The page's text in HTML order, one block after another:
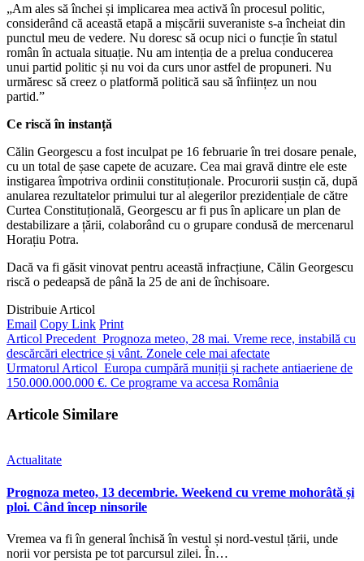
„Am ales să închei și implicarea mea activă în procesul politic,
considerând că această etapă a mișcării suveraniste s-a încheiat din
punctul meu de vedere. Nu doresc să ocup nici o funcție în statul
român în actuala situație. Nu am intenția de a prelua conducerea
unui partid politic și nu voi da curs unor astfel de propuneri. Nu
urmăresc să creez o platformă politică sau să înființez un nou
partid.”
Ce riscă în instanță
Călin Georgescu a fost inculpat pe 16 februarie în trei dosare penale,
cu un total de șase capete de acuzare. Cea mai gravă dintre ele este
instigarea împotriva ordinii constituționale. Procurorii susțin că, după
anularea rezultatelor primului tur al alegerilor prezidențiale de către
Curtea Constituțională, Georgescu ar fi pus în aplicare un plan de
destabilizare a țării, colaborând cu o grupare condusă de mercenarul
Horațiu Potra.
Dacă va fi găsit vinovat pentru această infracțiune, Călin Georgescu
riscă o pedeapsă de până la 25 de ani de închisoare.
Distribuie Articol
Email Copy Link Print
Articol Precedent Prognoza meteo, 28 mai. Vreme rece, instabilă cu
descărcări electrice și vânt. Zonele cele mai afectate
Urmatorul Articol Europa cumpără muniții și rachete antiaeriene de
150.000.000.000 €. Ce programe va accesa România
Articole Similare
Actualitate
Prognoza meteo, 13 decembrie. Weekend cu vreme mohorâtă și
ploi. Când încep ninsorile
Vremea va fi în general închisă în vestul și nord-vestul țării, unde
norii vor persista pe tot parcursul zilei. În…